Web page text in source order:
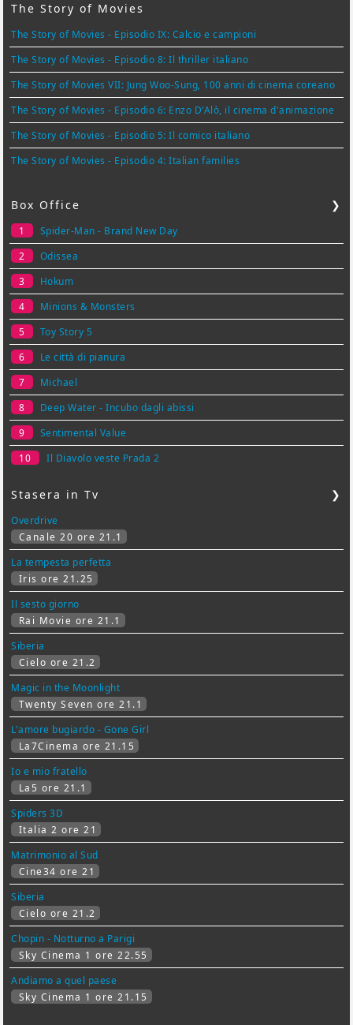
The Story of Movies
The Story of Movies - Episodio IX: Calcio e campioni
The Story of Movies - Episodio 8: Il thriller italiano
The Story of Movies VII: Jung Woo-Sung, 100 anni di cinema coreano
The Story of Movies - Episodio 6: Enzo D'Alò, il cinema d'animazione
The Story of Movies - Episodio 5: Il comico italiano
The Story of Movies - Episodio 4: Italian families
Box Office ❯
1 Spider-Man - Brand New Day
2 Odissea
3 Hokum
4 Minions & Monsters
5 Toy Story 5
6 Le città di pianura
7 Michael
8 Deep Water - Incubo dagli abissi
9 Sentimental Value
10 Il Diavolo veste Prada 2
Stasera in Tv ❯
Overdrive
Canale 20 ore 21.1
La tempesta perfetta
Iris ore 21.25
Il sesto giorno
Rai Movie ore 21.1
Siberia
Cielo ore 21.2
Magic in the Moonlight
Twenty Seven ore 21.1
L'amore bugiardo - Gone Girl
La7Cinema ore 21.15
Io e mio fratello
La5 ore 21.1
Spiders 3D
Italia 2 ore 21
Matrimonio al Sud
Cine34 ore 21
Siberia
Cielo ore 21.2
Chopin - Notturno a Parigi
Sky Cinema 1 ore 22.55
Andiamo a quel paese
Sky Cinema 1 ore 21.15